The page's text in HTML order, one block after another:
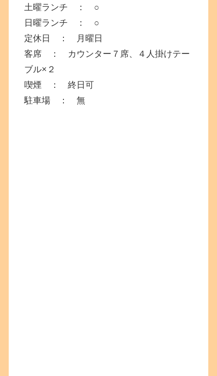
土曜ランチ ： ○
日曜ランチ ： ○
定休日 ： 月曜日
客席 ： カウンター７席、４人掛けテー
ブル×２
喫煙 ： 終日可
駐車場 ： 無